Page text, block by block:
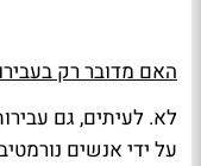
האם מדובר רק
לא. לעיתים, גם
על ידי אנשים